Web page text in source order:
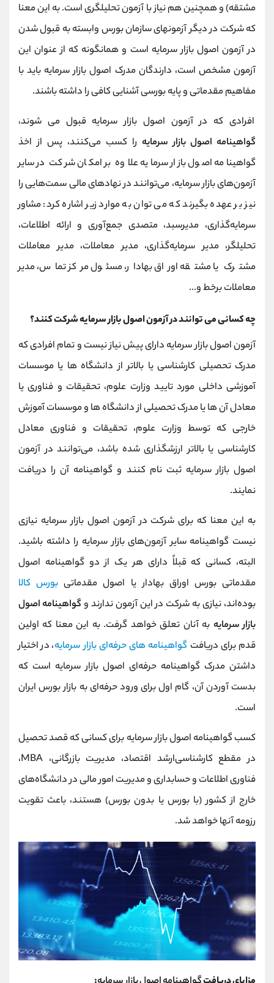
مشتقه) و همچنین هم نیاز با آزمون تحلیلگری است. به این معنا
که شرکت در دیگر آزمون‎های سازمان بورس وابسته به قبول شدن
در آزمون اصول بازار سرمایه است و همانگونه که از عنوان این
آزمون مشخص است، دارندگان مدرک اصول بازار سرمایه باید با
مفاهیم مقدماتی و پایه بورسی آشنایی کافی را داشته باشند.
افرادی که در آزمون اصول بازار سرمایه قبول می شوند،
گواهینامه اصول بازار سرمایه را کسب می‌کنند، پس از اخذ
گواهینامه اصول بازار سرمایه علاوه بر امکان شرکت در سایر
آزمون‌های بازار سرمایه، می‌توانند در نهادهای مالی سمت‌هایی را
نیز بر عهده بگیرند که می توان به موارد زیر اشاره کرد: مشاور
سرمایه‌گذاری، مدیرسبد، متصدی جمع‌آوری و ارائه اطلاعات،
تحلیلگر، مدیر سرمایه‌گذاری، مدیر معاملات، مدیر معاملات
مشترک یا مشتقه اوراق بهادار، مسئول مرکز تماس، مدیر
معاملات برخط و...
چه کسانی می توانند در آزمون اصول بازار سرمایه شرکت کنند؟
آزمون اصول بازار سرمایه دارای پیش نیاز نیست و تمام افرادی که
مدرک تحصیلی کارشناسی یا بالاتر از دانشگاه ها یا موسسات
آموزشی داخلی مورد تایید وزارت علوم، تحقیقات و فناوری یا
معادل آن ها یا مدرک تحصیلی از دانشگاه ها و موسسات آموزش
خارجی که توسط وزارت علوم، تحقیقات و فناوری معادل
کارشناسی یا بالاتر ارزشگذاری شده باشد، می‌توانند در آزمون‌
اصول بازار سرمایه ثبت نام کنند و گواهینامه آن را دریافت
نمایند.
به این معنا که برای شرکت در آزمون اصول بازار سرمایه نیازی
نیست گواهینامه سایر آزمون‌های بازار سرمایه را داشته باشید.
البته، کسانی که قبلاً دارای هر یک از دو گواهینامه اصول
مقدماتی بورس اوراق بهادار یا اصول مقدماتی بورس کالا
بوده‌اند، نیازی به شرکت در این آزمون ندارند وگواهینامه اصول
بازار سرمایه به آنان تعلق خواهد گرفت. به این معنا که اولین
قدم برای دریافت گواهینامه های حرفه‌ای بازار سرمایه، در اختیار
داشتن مدرک گواهینامه حرفه‌ای اصول بازار سرمایه است که
بدست آوردن آن، گام اول برای ورود حرفه‌ای به بازار بورس ایران
است.
کسب گواهینامه اصول بازار سرمایه برای کسانی که قصد تحصیل
در مقطع کارشناسی‌ارشد اقتصاد، مدیریت بازرگانی، MBA،
فناوری اطلاعات و حسابداری و مدیریت امور مالی در دانشگاه‌های
خارج از کشور (با بورس یا بدون بورس) هستند، باعث تقویت
رزومه آنها خواهد شد.